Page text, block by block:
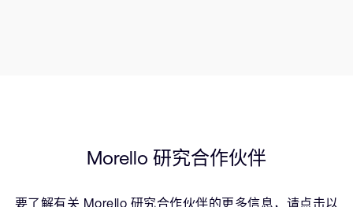
Morello 研究合作伙伴
要了解有关 Morello 研究合作伙伴的更多信息，请点击以